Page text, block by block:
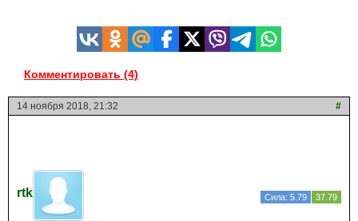
Комментировать (4)
14 ноября 2018, 21:32 #
rtk Сила: 5.79 37.79